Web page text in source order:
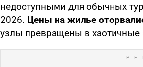
недоступными для обычных
2026. Цены на жилье
узлы превращены в хаотичные